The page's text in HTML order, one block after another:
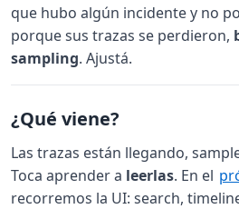
que hubo algún incidente y no
porque sus trazas se perdieron,
sampling. Ajustá.
¿Qué viene?
Las trazas están llegando,
Toca aprender a leerlas. En el
recorremos la UI: search,